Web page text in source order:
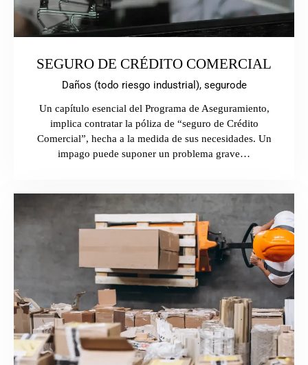
SEGURO DE CRÉDITO COMERCIAL
Daños (todo riesgo industrial), segurode
Un capítulo esencial del Programa de Aseguramiento,
implica contratar la póliza de “seguro de Crédito
Comercial”, hecha a la medida de sus necesidades. Un
impago puede suponer un problema grave…